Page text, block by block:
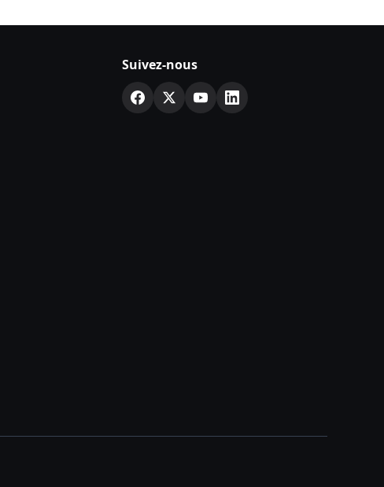
Suivez-nous